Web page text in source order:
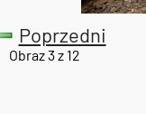
Poprzedni
Obraz 3 z 12